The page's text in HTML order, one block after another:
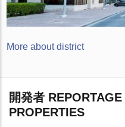
More about district
開発者 REPORTAGE
PROPERTIES